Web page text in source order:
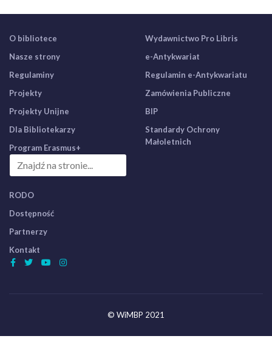
O bibliotece
Nasze strony
Regulaminy
Projekty
Projekty Unijne
Dla Bibliotekarzy
Program Erasmus+
Wydawnictwo Pro Libris
e-Antykwariat
Regulamin e-Antykwariatu
Zamówienia Publiczne
BIP
Standardy Ochrony
Małoletnich
RODO
Dostępność
Partnerzy
Kontakt
© WiMBP 2021